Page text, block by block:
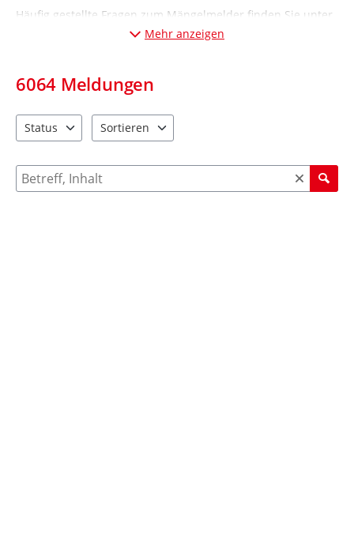
Häufig gestellte Fragen zum Mängelmelder finden Sie unter
„Informationen“ (Desktop-Ansicht: links; Mobil-Ansicht:
Mehr anzeigen
6064 Meldungen
Status
Sortieren
Suche nach Meldungen und Kommentaren